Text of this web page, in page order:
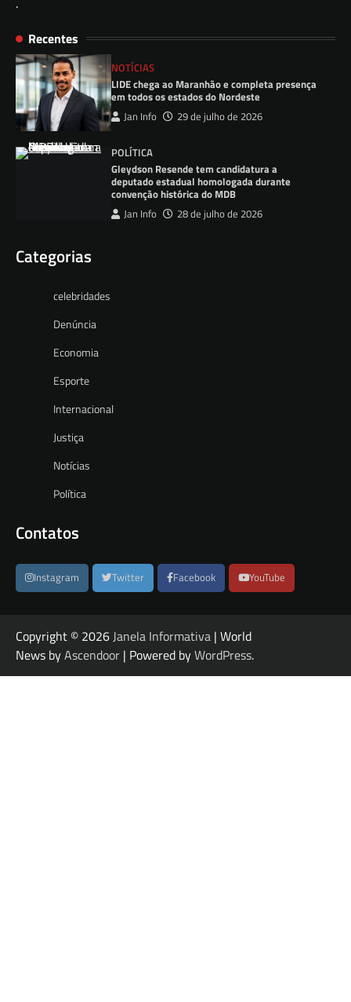
Recentes
NOTÍCIAS
LIDE chega ao Maranhão e completa presença
em todos os estados do Nordeste
Jan Info 29 de julho de 2026
POLÍTICA
Gleydson Resende tem candidatura a
deputado estadual homologada durante
convenção histórica do MDB
Jan Info 28 de julho de 2026
Categorias
celebridades
Denúncia
Economia
Esporte
Internacional
Justiça
Notícias
Política
Contatos
Instagram Twitter Facebook YouTube
Copyright © 2026 Janela Informativa | World
News byAscendoor | Powered byWordPress.